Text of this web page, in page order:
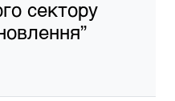
сектору